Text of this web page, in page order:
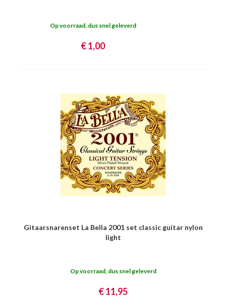
Op voorraad, dus snel geleverd
€ 1,00
Gitaarsnarenset La Bella 2001 set classic guitar nylon
light
Op voorraad, dus snel geleverd
€ 11,95